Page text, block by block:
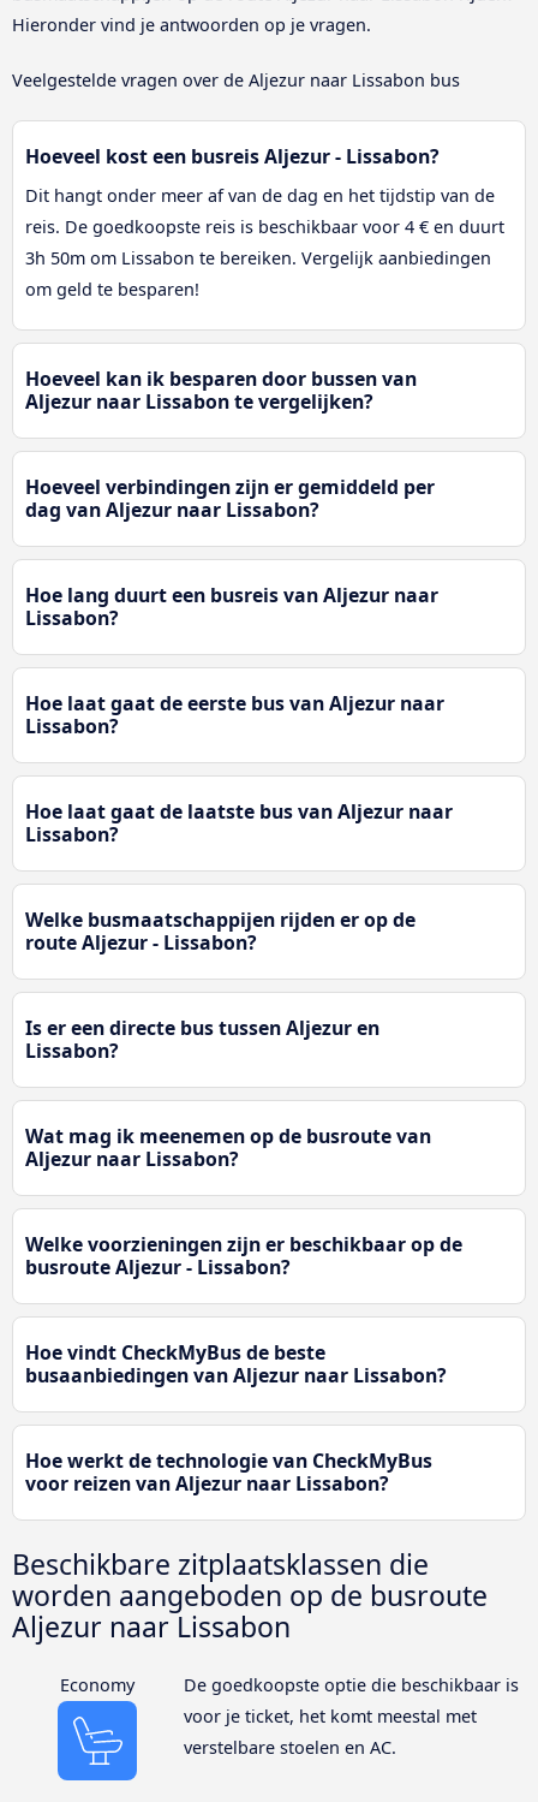
Hieronder vind je antwoorden op je vragen.
Veelgestelde vragen over de Aljezur naar Lissabon bus
Hoeveel kost een busreis Aljezur - Lissabon?
Dit hangt onder meer af van de dag en het tijdstip van de
reis. De goedkoopste reis is beschikbaar voor 4 € en duurt
3h 50m om Lissabon te bereiken. Vergelijk aanbiedingen
om geld te besparen!
Hoeveel kan ik besparen door bussen van
Aljezur naar Lissabon te vergelijken?
Hoeveel verbindingen zijn er gemiddeld per
dag van Aljezur naar Lissabon?
Hoe lang duurt een busreis van Aljezur naar
Lissabon?
Hoe laat gaat de eerste bus van Aljezur naar
Lissabon?
Hoe laat gaat de laatste bus van Aljezur naar
Lissabon?
Welke busmaatschappijen rijden er op de
route Aljezur - Lissabon?
Is er een directe bus tussen Aljezur en
Lissabon?
Wat mag ik meenemen op de busroute van
Aljezur naar Lissabon?
Welke voorzieningen zijn er beschikbaar op de
busroute Aljezur - Lissabon?
Hoe vindt CheckMyBus de beste
busaanbiedingen van Aljezur naar Lissabon?
Hoe werkt de technologie van CheckMyBus
voor reizen van Aljezur naar Lissabon?
Beschikbare zitplaatsklassen die
worden aangeboden op de busroute
Aljezur naar Lissabon
Economy
De goedkoopste optie die beschikbaar is
voor je ticket, het komt meestal met
verstelbare stoelen en AC.